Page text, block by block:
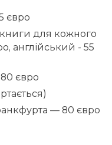
євро
книги для кожного
англійський - 55
євро
— 80 євро